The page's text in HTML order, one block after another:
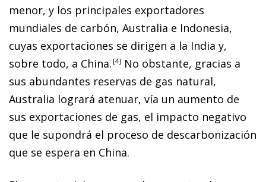
menor, y los principales exportadores
mundiales de carbón, Australia e Indonesia,
cuyas exportaciones se dirigen a la India y,
sobre todo, a China. 4
No obstante, gracias a
sus abundantes reservas de gas natural,
Australia logrará atenuar, vía un aumento de
sus exportaciones de gas, el impacto negativo
que le supondrá el proceso de descarbonización
que se espera en China.